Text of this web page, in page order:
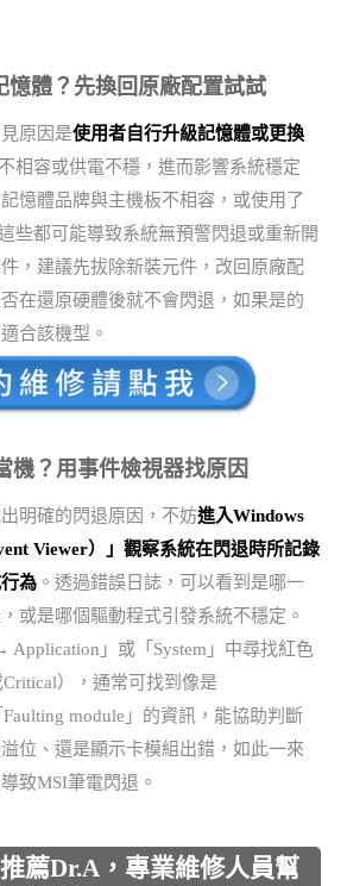
憶體？先換回原廠配置試試
原因是使用者自行升級記憶體或更換
相容或供電不穩，進而影響系統穩定
憶體品牌與主機板不相容，或使用了
些都可能導致系統無預警閃退或重新開
，建議先拔除新裝元件，改回原廠配
在還原硬體後就不會閃退，如果是的
合該機型。
機？用事件檢視器找原因
明確的閃退原因，不妨進入Windows
Viewer）」觀察系統在閃退時所記錄
為 。透過錯誤日誌，可以看到是哪一
或是哪個驅動程式引發系統不穩定。
Application」或「System」中尋找紅色
），通常可找到像是
Faulting module」的資訊，能協助判斷
位、還是顯示卡模組出錯，如此一來
致MSI筆電閃退。
薦Dr.A，專業維修人員幫